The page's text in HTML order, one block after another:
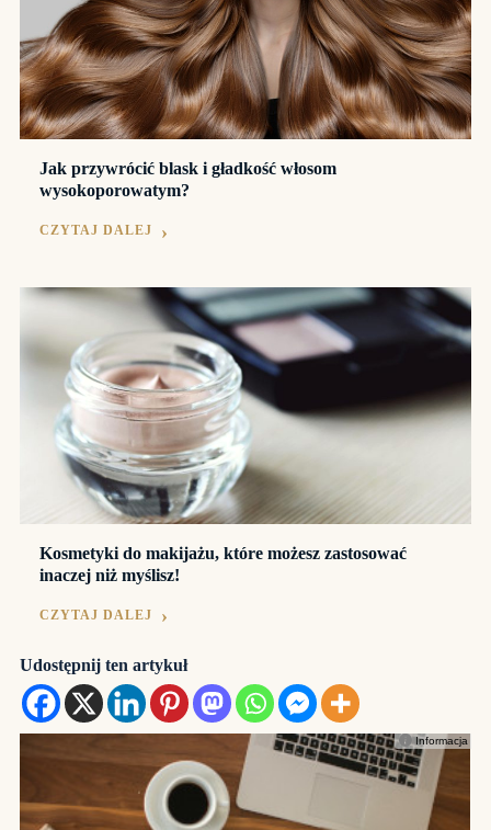
Jak przywrócić blask i gładkość włosom
wysokoporowatym?
CZYTAJ DALEJ
Kosmetyki do makijażu, które możesz zastosować
inaczej niż myślisz!
CZYTAJ DALEJ
Udostępnij ten artykuł